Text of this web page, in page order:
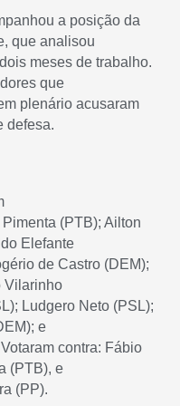
a posição da
que analisou
meses de trabalho.
que
plenário acusaram
defesa.
(PTB); Ailton
Elefante
de Castro (DEM);
Vilarinho
Ludgero Neto (PSL);
e
contra: Fábio
(PTB), e
(PP).